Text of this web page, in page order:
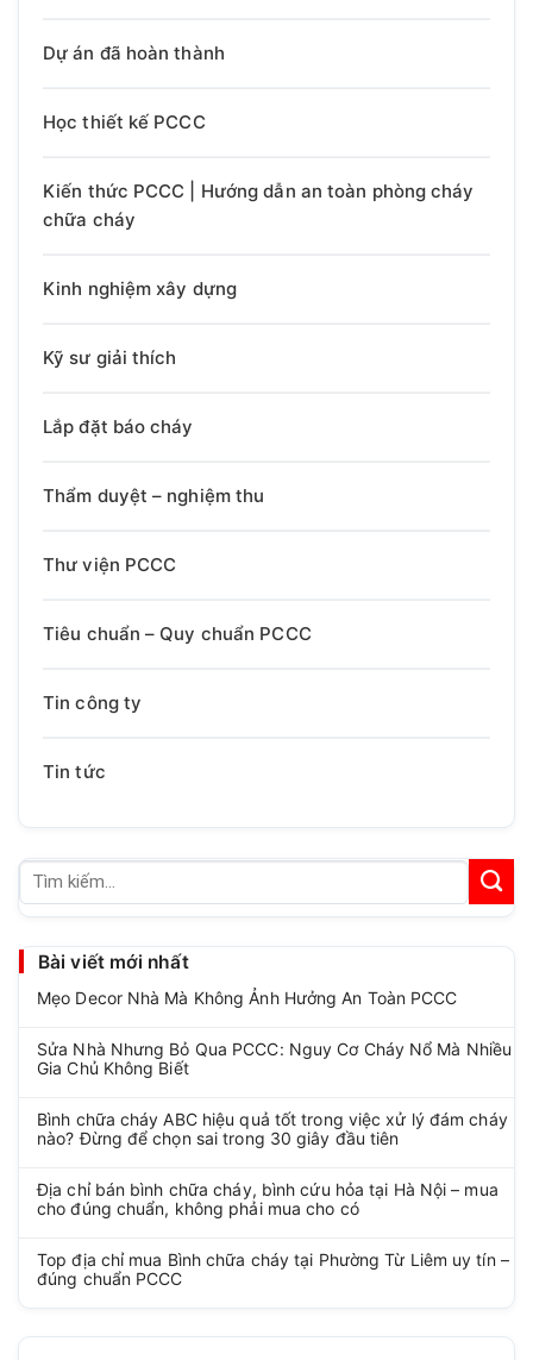
Dự án đã hoàn thành
Học thiết kế PCCC
Kiến thức PCCC | Hướng dẫn an toàn phòng cháy
chữa cháy
Kinh nghiệm xây dựng
Kỹ sư giải thích
Lắp đặt báo cháy
Thẩm duyệt – nghiệm thu
Thư viện PCCC
Tiêu chuẩn – Quy chuẩn PCCC
Tin công ty
Tin tức
Tìm
kiếm:
Bài viết mới nhất
Mẹo Decor Nhà Mà Không Ảnh Hưởng An Toàn PCCC
Sửa Nhà Nhưng Bỏ Qua PCCC: Nguy Cơ Cháy Nổ Mà Nhiều
Gia Chủ Không Biết
Bình chữa cháy ABC hiệu quả tốt trong việc xử lý đám cháy
nào? Đừng để chọn sai trong 30 giây đầu tiên
Địa chỉ bán bình chữa cháy, bình cứu hỏa tại Hà Nội – mua
cho đúng chuẩn, không phải mua cho có
Top địa chỉ mua Bình chữa cháy tại Phường Từ Liêm uy tín –
đúng chuẩn PCCC